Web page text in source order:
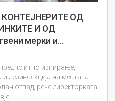
ОД
И ОД
мерки и…
итно испирање,
и дезинсекција на местата
отпад, рече директорката